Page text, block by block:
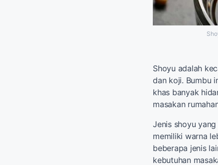
Shoyu adalah
dan koji. Bumbu
khas banyak
masakan
Jenis shoyu
memiliki warna
beberapa jenis
kebutuhan